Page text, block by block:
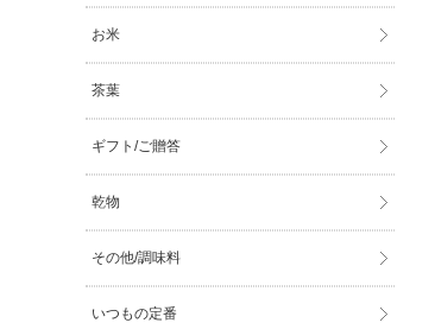
お米
茶葉
ギフト/ご贈答
乾物
その他/調味料
いつもの定番